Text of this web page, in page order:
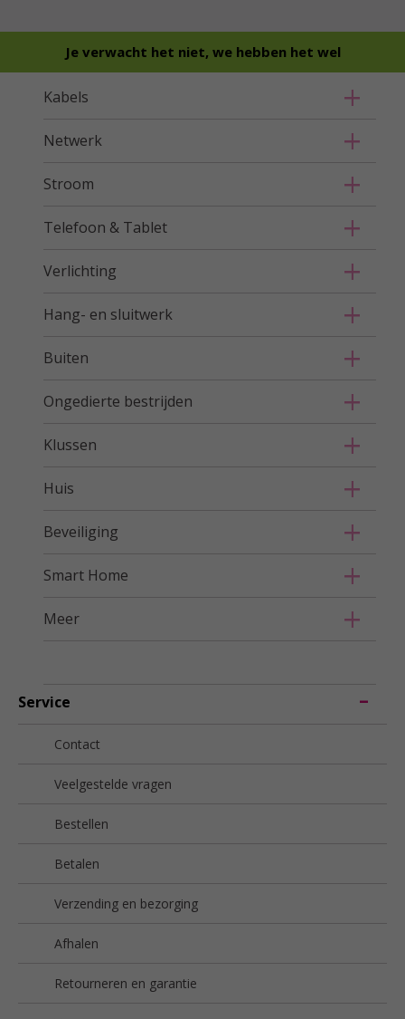
Je verwacht het niet, we hebben het wel
Kabels
Netwerk
Stroom
Telefoon & Tablet
Verlichting
Hang- en sluitwerk
Buiten
Ongedierte bestrijden
Klussen
Huis
Beveiliging
Smart Home
Meer
Service
Contact
Veelgestelde vragen
Bestellen
Betalen
Verzending en bezorging
Afhalen
Retourneren en garantie